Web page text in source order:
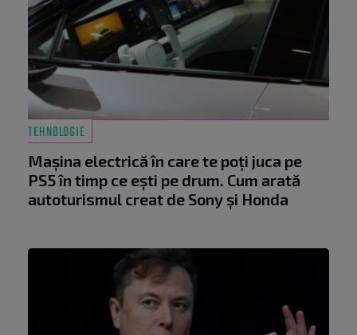
TEHNOLOGIE
Mașina electrică în care te poți juca pe
PS5 în timp ce ești pe drum. Cum arată
autoturismul creat de Sony și Honda